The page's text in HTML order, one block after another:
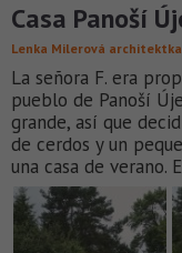
Casa Panoší
Lenka Milerová architektka
La señora F. era
pueblo de Panoší
grande, así que
de cerdos y un
una casa de verano.